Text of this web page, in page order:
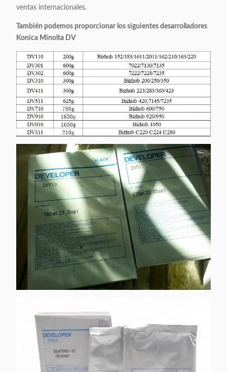
ventas internacionales.
También podemos proporcionar los siguientes desarrolladores
Konica Minolta DV